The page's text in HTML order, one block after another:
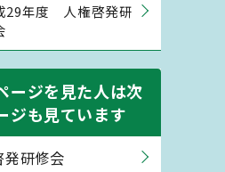
29年度 人権啓発研
ージを見た人は次
ジも見ています
発研修会